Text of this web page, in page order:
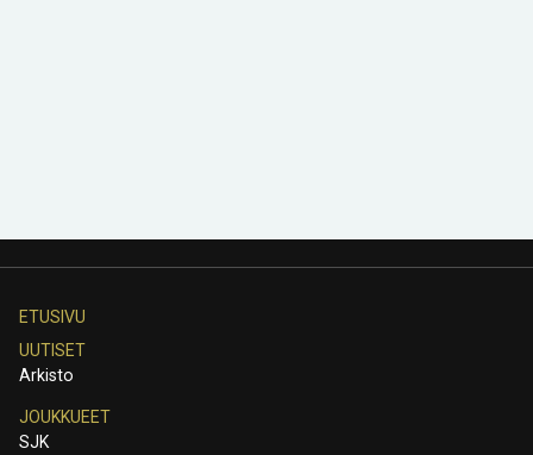
ETUSIVU
UUTISET
Arkisto
JOUKKUEET
SJK